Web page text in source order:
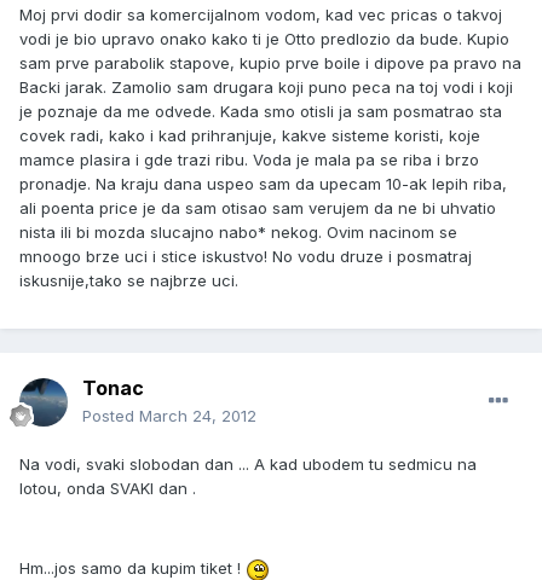
Moj prvi dodir sa komercijalnom vodom, kad vec pricas o takvoj
vodi je bio upravo onako kako ti je Otto predlozio da bude. Kupio
sam prve parabolik stapove, kupio prve boile i dipove pa pravo na
Backi jarak. Zamolio sam drugara koji puno peca na toj vodi i koji
je poznaje da me odvede. Kada smo otisli ja sam posmatrao sta
covek radi, kako i kad prihranjuje, kakve sisteme koristi, koje
mamce plasira i gde trazi ribu. Voda je mala pa se riba i brzo
pronadje. Na kraju dana uspeo sam da upecam 10-ak lepih riba,
ali poenta price je da sam otisao sam verujem da ne bi uhvatio
nista ili bi mozda slucajno nabo* nekog. Ovim nacinom se
mnoogo brze uci i stice iskustvo! No vodu druze i posmatraj
iskusnije,tako se najbrze uci.
Tonac
Posted March 24, 2012
Na vodi, svaki slobodan dan ... A kad ubodem tu sedmicu na
lotou, onda SVAKI dan .
Hm...jos samo da kupim tiket !